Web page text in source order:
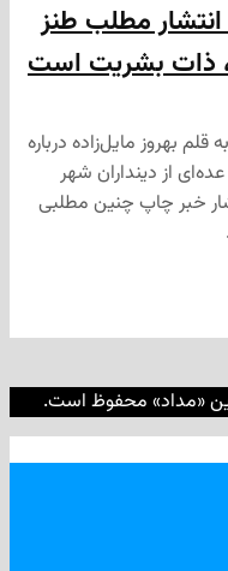
طنز
است
درباره
شهر
مطلبی
است.